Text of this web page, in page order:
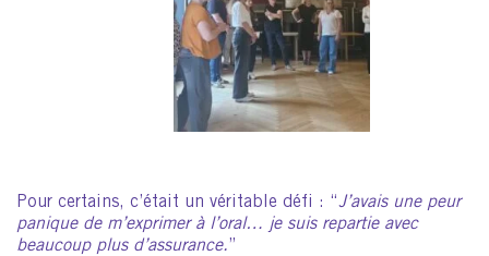
Pour certains, c’était un véritable défi : “J’avais une peur
panique de m’exprimer à l’oral… je suis repartie avec
beaucoup plus d’assurance.”